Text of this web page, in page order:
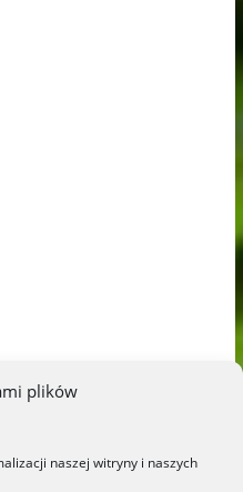
plików
naszej witryny i naszych